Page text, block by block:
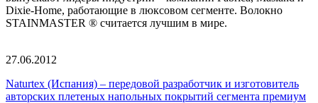
Dixie-Home, работающие в люксовом сегменте. Волокно
STAINMASTER ® считается лучшим в мире.
27.06.2012
Naturtex (Испания) – передовой разработчик и изготовитель
авторских плетеных напольных покрытий сегмента премиум